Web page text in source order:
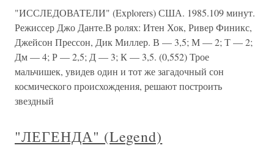
"ИССЛЕДОВАТЕЛИ" (Explorers) США. 1985.109 минут.
Режиссер Джо Данте.В ролях: Итен Хок, Ривер Финикс,
Джейсон Прессон, Дик Миллер. В — 3,5; М — 2; Т — 2;
Дм — 4; Р — 2,5; Д — 3; К — 3,5. (0,552) Трое
мальчишек, увидев один и тот же загадочный сон
космического происхождения, решают построить
звездный
"ЛЕГЕНДА" (Legend)